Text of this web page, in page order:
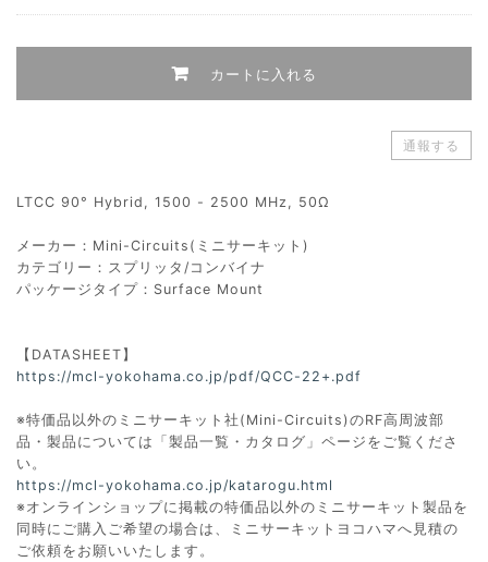
カートに入れる
通報する
LTCC 90° Hybrid, 1500 - 2500 MHz, 50Ω
メーカー：Mini-Circuits(ミニサーキット)
カテゴリー：スプリッタ/コンバイナ
パッケージタイプ：Surface Mount
【DATASHEET】
https://mcl-yokohama.co.jp/pdf/QCC-22+.pdf
※特価品以外のミニサーキット社(Mini-Circuits)のRF高周波部
品・製品については「製品一覧・カタログ」ページをご覧くださ
い。
https://mcl-yokohama.co.jp/katarogu.html
※オンラインショップに掲載の特価品以外のミニサーキット製品を
同時にご購入ご希望の場合は、ミニサーキットヨコハマへ見積の
ご依頼をお願いいたします。